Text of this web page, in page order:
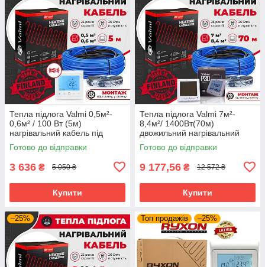
Тепла підлога Valmi 0,5м²-
0,6м² / 100 Вт (5м)
нагрівальний кабель під
плитку 20 Вт/м з
терморегулятором TWE02
Готово до відправки
3 636 ₴ 5 050 ₴
Купити
Тепла підлога Valmi 7м²-
8,4м²/ 1400Вт(70м)
двожильний нагрівальний
кабель 20 Вт/м з
терморегулятором Valmi P30
Готово до відправки
9 177,56 ₴ 12 572 ₴
Купити
–25% Топ продажів –25%